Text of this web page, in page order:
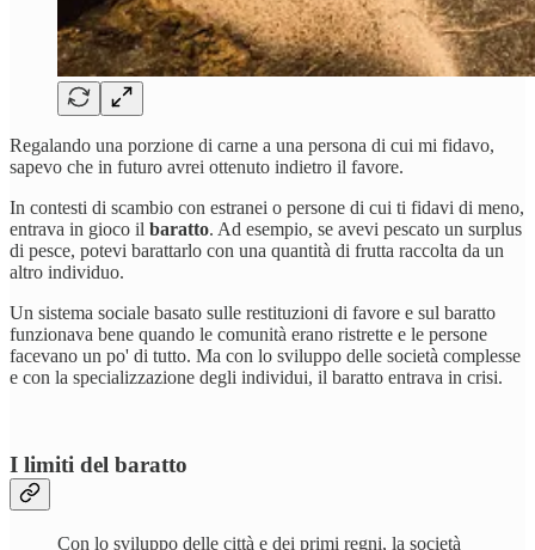
Regalando una porzione di carne a una persona di cui mi fidavo,
sapevo che in futuro avrei ottenuto indietro il favore.
In contesti di scambio con estranei o persone di cui ti fidavi di meno,
entrava in gioco il baratto. Ad esempio, se avevi pescato un surplus
di pesce, potevi barattarlo con una quantità di frutta raccolta da un
altro individuo.
Un sistema sociale basato sulle restituzioni di favore e sul baratto
funzionava bene quando le comunità erano ristrette e le persone
facevano un po' di tutto. Ma con lo sviluppo delle società complesse
e con la specializzazione degli individui, il baratto entrava in crisi.
I limiti del baratto
Con lo sviluppo delle città e dei primi regni, la società